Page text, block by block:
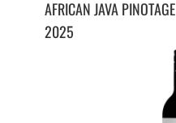
AFRICAN JAVA PINOTAGE
2025